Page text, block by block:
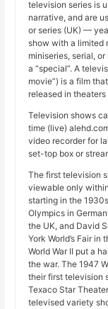
television series is
narrative, and are
or series (UK) —
show with a limited
miniseries, serial,
a “special”. A
movie”) is a film
released in
Television shows
time (live)
video recorder for
set-top box or
The first television
viewable only
starting in the
Olympics in
the UK, and David
York World’s Fair
World War II put a
the war. The 1947
their first television
Texaco Star
televised variety